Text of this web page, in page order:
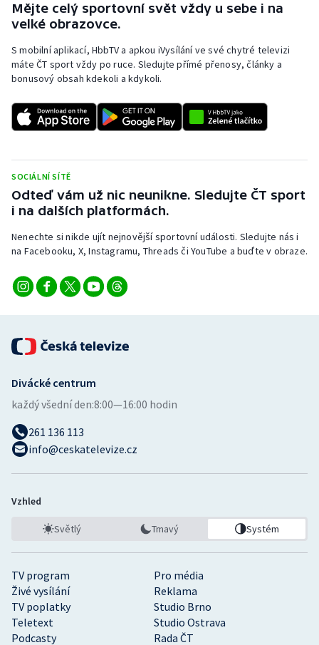
Mějte celý sportovní svět vždy u sebe i na
velké obrazovce.
S mobilní aplikací, HbbTV a apkou iVysílání ve své chytré televizi
máte ČT sport vždy po ruce. Sledujte přímé přenosy, články a
bonusový obsah kdekoli a kdykoli.
SOCIÁLNÍ SÍTĚ
Odteď vám už nic neunikne. Sledujte ČT sport
i na dalších platformách.
Nenechte si nikde ujít nejnovější sportovní události. Sledujte nás i
na Facebooku, X, Instagramu, Threads či YouTube a buďte v obraze.
TV program
Pro média
Živé vysílání
Reklama
TV poplatky
Studio Brno
Teletext
Studio Ostrava
Podcasty
Rada ČT
Divácké centrum
každý všední den:8:00—16:00 hodin
261 136 113
info@ceskatelevize.cz
Vzhled
Světlý Tmavý Systém